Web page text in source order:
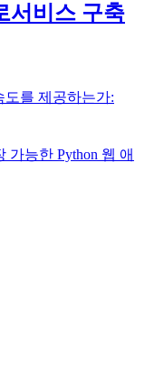
서비스 구축
도를 제공하는가:
가능한 Python 웹 애